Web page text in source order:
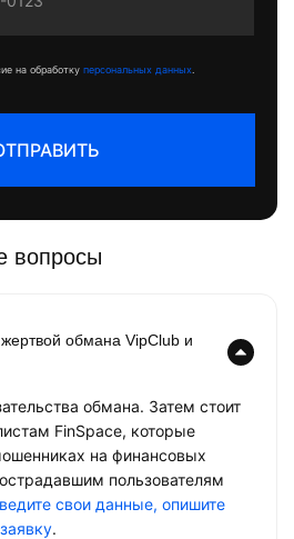
на обработку персональных данных
вопросы
обмана VipClub и
обмана. Затем стоит
FinSpace, которые
на финансовых
пользователям
свои данные, опишите
.